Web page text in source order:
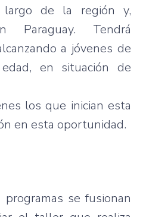
largo de la región y,
Paraguay. Tendrá
a jóvenes de
en situación de
los que inician esta
en esta oportunidad.
programas se fusionan